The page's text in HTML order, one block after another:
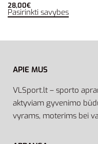
28,00€
Pasirinkti savybes
APIE MUS
VLSport.lt – sporto
aktyviam gyvenimo
vyrams, moterims bei